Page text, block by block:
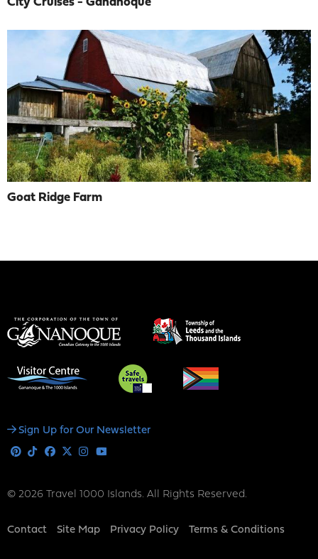
Goat Ridge Farm
Social
Sign Up for Our Newsletter
Pinterest
TiktokFacebook
X Instagram
© 2026 Travel 1000 Islands. All Rights Reserved.
Footer
Contact Site Map Privacy Policy Terms & Conditions